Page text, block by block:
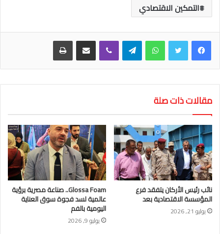
التمكين الاقتصادي
واتساب تيلقرام
مقالات ذات صلة
نائب رئيس الأركان يتفقد فرع
المؤسسة الاقتصادية بعد
يوليو 21, 2026
Glossa Foam.. صناعة مصرية برؤية
عالمية لسد فجوة سوق العناية
اليومية بالفم
يوليو 9, 2026